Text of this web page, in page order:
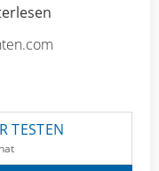
TESTEN